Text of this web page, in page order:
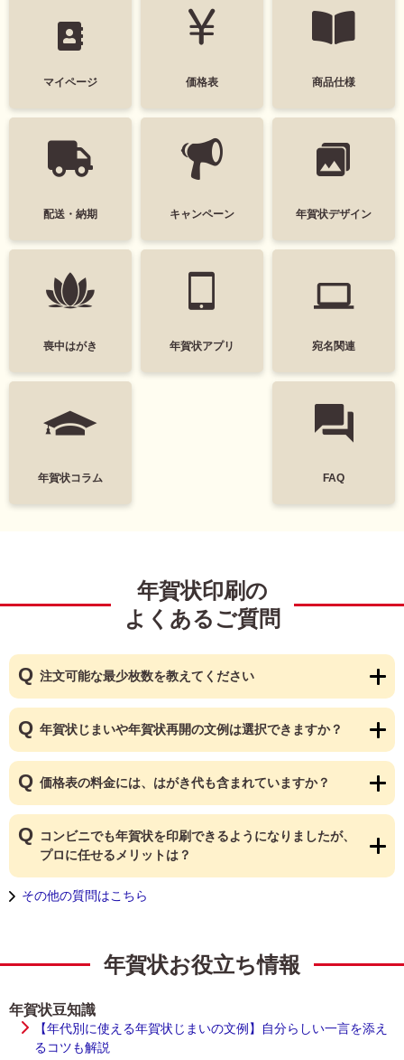
マイページ 価格表 商品仕様
配送・納期 キャンペーン 年賀状デザイン
喪中はがき 年賀状アプリ 宛名関連
年賀状コラム FAQ
年賀状印刷の
よくあるご質問
注文可能な最少枚数を教えてください
年賀状じまいや年賀状再開の文例は選択できますか？
価格表の料金には、はがき代も含まれていますか？
コンビニでも年賀状を印刷できるようになりましたが、
プロに任せるメリットは？
その他の質問はこちら
年賀状お役立ち情報
年賀状豆知識
【年代別に使える年賀状じまいの文例】自分らしい一言を添え
るコツも解説